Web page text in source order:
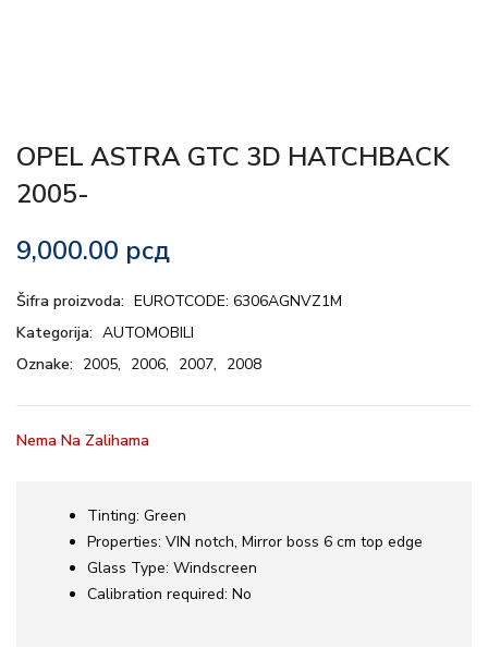
OPEL ASTRA GTC 3D HATCHBACK
2005-
9,000.00 рсд
Šifra proizvoda: EUROTCODE: 6306AGNVZ1M
Kategorija: AUTOMOBILI
Oznake: 2005, 2006, 2007, 2008
Nema Na Zalihama
Tinting: Green
Properties: VIN notch, Mirror boss 6 cm top edge
Glass Type: Windscreen
Calibration required: No